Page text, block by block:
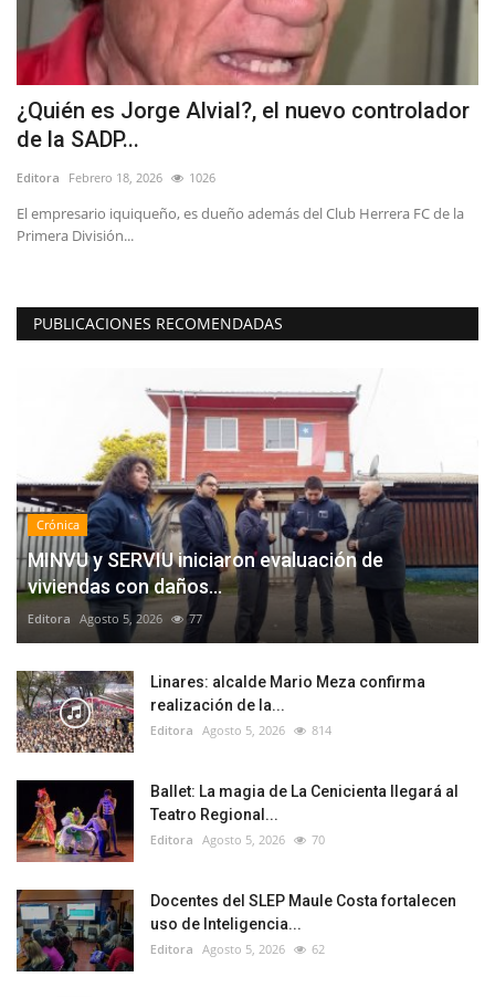
¿Quién es Jorge Alvial?, el nuevo controlador
de la SADP...
Editora Febrero 18, 2026 1026
El empresario iquiqueño, es dueño además del Club Herrera FC de la
Primera División...
PUBLICACIONES RECOMENDADAS
Crónica
MINVU y SERVIU iniciaron evaluación de
viviendas con daños...
Editora Agosto 5, 2026 77
Linares: alcalde Mario Meza confirma
realización de la...
Editora Agosto 5, 2026 814
Ballet: La magia de La Cenicienta llegará al
Teatro Regional...
Editora Agosto 5, 2026 70
Docentes del SLEP Maule Costa fortalecen
uso de Inteligencia...
Editora Agosto 5, 2026 62